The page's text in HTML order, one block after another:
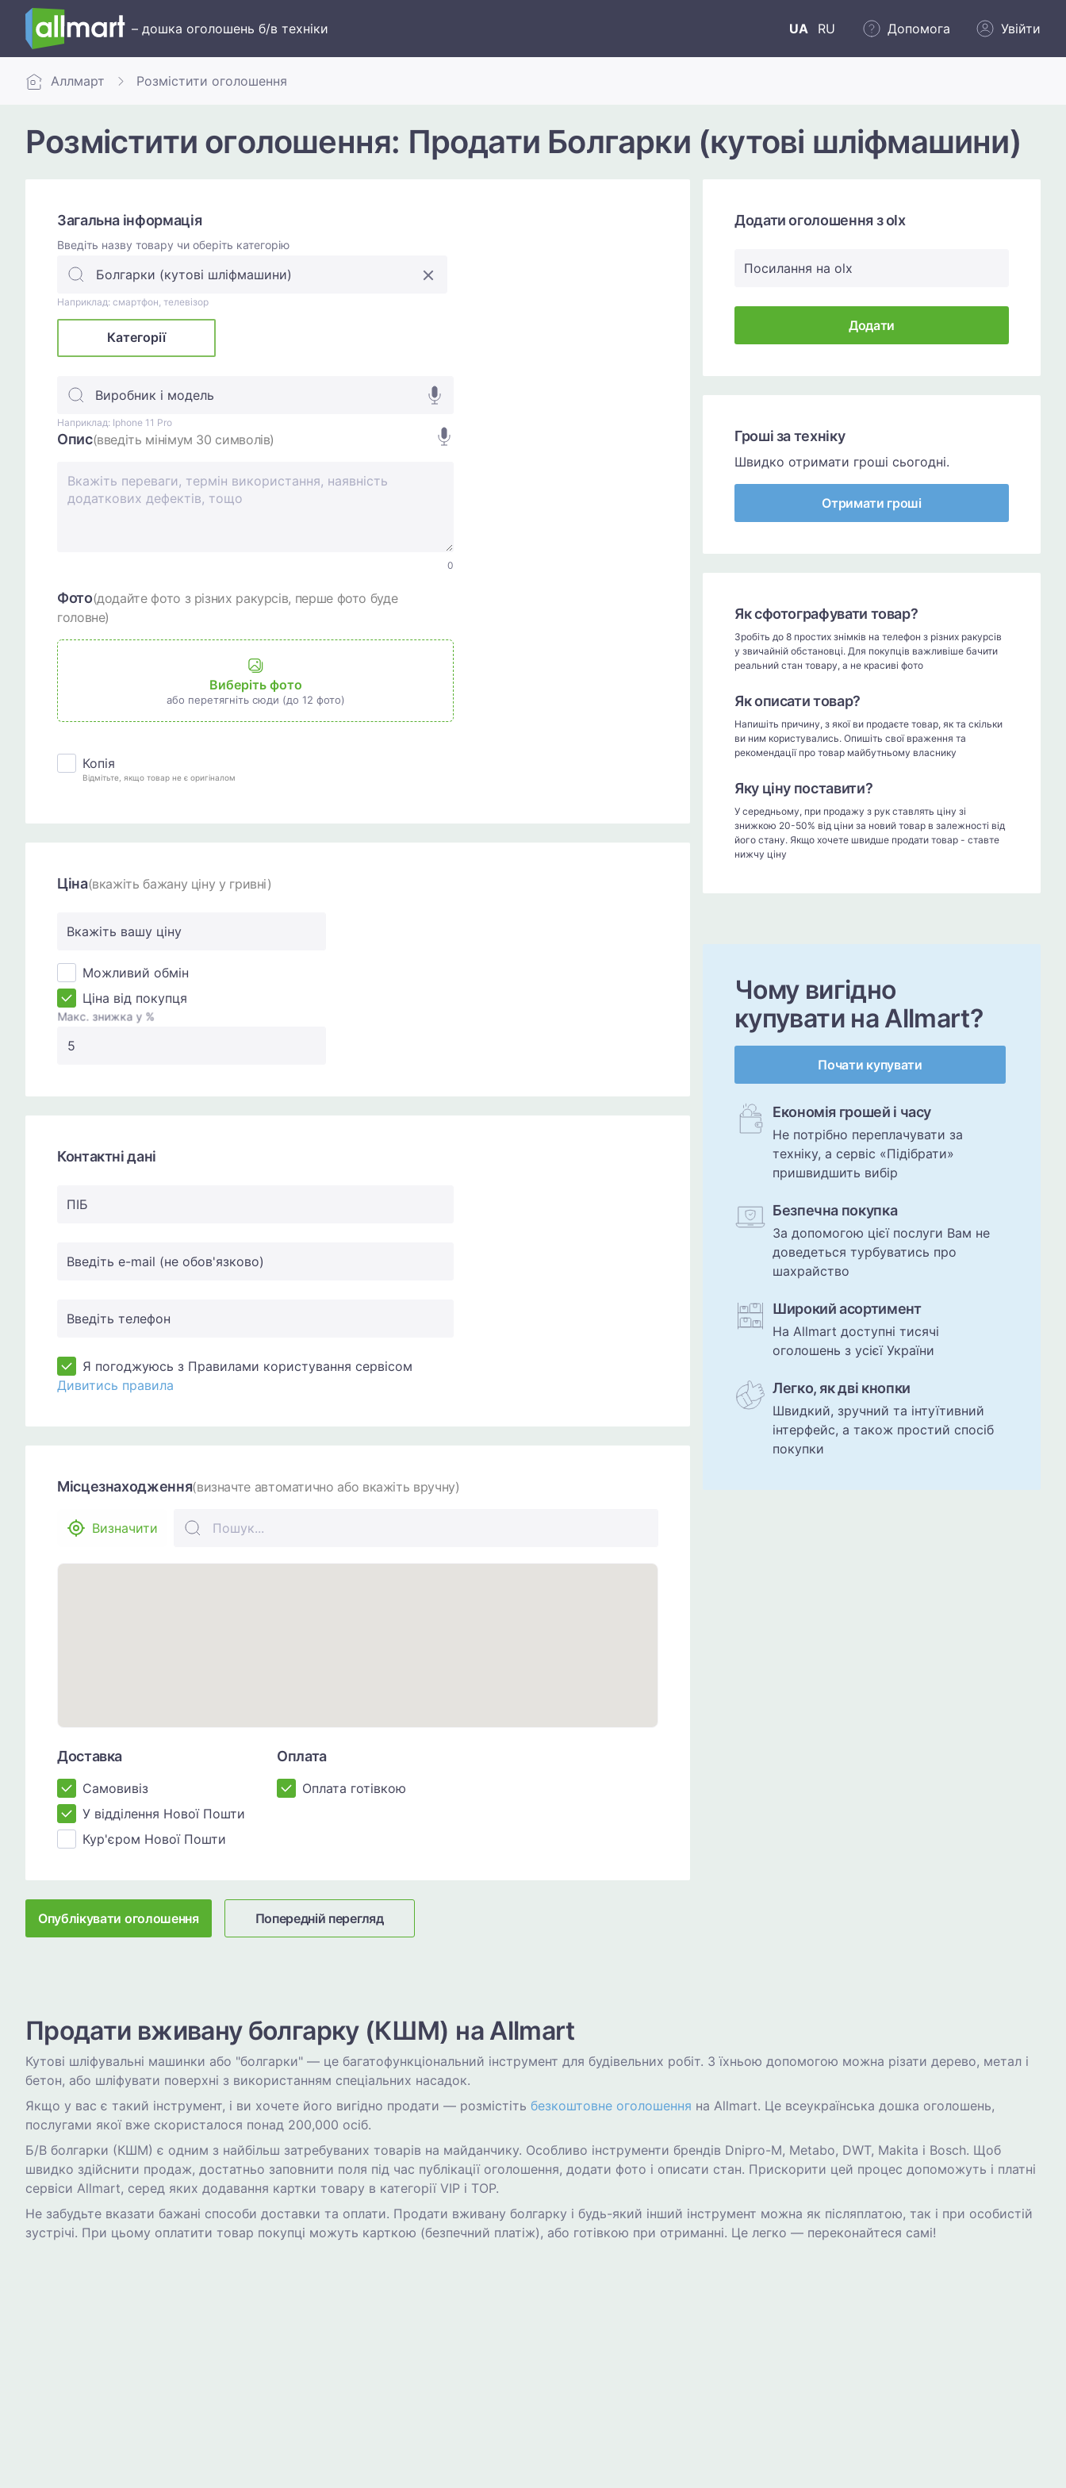
– дошка оголошень б/в техніки UA RU Допомога Увійти
Аллмарт Розмістити оголошення
Розмістити оголошення: Продати Болгарки (кутові шліфмашини)
Загальна інформація
Введіть назву товару чи оберіть категорію
Наприклад: смартфон, телевізор
Категорії
Виробник і модель
Наприклад: Iphone 11 Pro
Опис(введіть мінімум 30 символів)
0
Фото(додайте фото з різних ракурсів, перше фото буде
головне)
Виберіть фото
або перетягніть сюди (до 12 фото)
Копія
Відмітьте, якщо товар не є оригіналом
Ціна(вкажіть бажану ціну у гривні)
Вкажіть вашу ціну
Можливий обмін
Ціна від покупця
Макс. знижка у %
Контактні дані
ПIБ
Введіть e-mail (не обов'язково)
Введіть телефон
Я погоджуюсь з Правилами користування сервісом
Дивитись правила
Місцезнаходження(визначте автоматично або вкажіть вручну)
Визначити
Доставка
Самовивіз
У відділення Нової Пошти
Кур'єром Нової Пошти
Оплата
Оплата готівкою
Опублікувати оголошення Попередній перегляд
Додати оголошення з olx
Посилання на olx
Додати
Гроші за техніку
Швидко отримати гроші сьогодні.
Отримати гроші
Як сфотографувати товар?
Зробіть до 8 простих знімків на телефон з різних ракурсів
у звичайній обстановці. Для покупців важливіше бачити
реальний стан товару, а не красиві фото
Як описати товар?
Напишіть причину, з якої ви продаєте товар, як та скільки
ви ним користувались. Опишіть свої враження та
рекомендації про товар майбутньому власнику
Яку ціну поставити?
У середньому, при продажу з рук ставлять ціну зі
знижкою 20-50% від ціни за новий товар в залежності від
його стану. Якщо хочете швидше продати товар - ставте
нижчу ціну
Чому вигідно
купувати на Allmart?
Почати купувати
Економія грошей і часу
Не потрібно переплачувати за
техніку, а сервіс «Підібрати»
пришвидшить вибір
Безпечна покупка
За допомогою цієї послуги Вам не
доведеться турбуватись про
шахрайство
Широкий асортимент
На Allmart доступні тисячі
оголошень з усієї України
Легко, як дві кнопки
Швидкий, зручний та інтуїтивний
інтерфейс, а також простий спосіб
покупки
Продати вживану болгарку (КШМ) на Allmart
Кутові шліфувальні машинки або "болгарки" — це багатофункціональний інструмент для будівельних робіт. З їхньою допомогою можна різати дерево, метал і
бетон, або шліфувати поверхні з використанням спеціальних насадок.
Якщо у вас є такий інструмент, і ви хочете його вигідно продати — розмістіть безкоштовне оголошення на Allmart. Це всеукраїнська дошка оголошень,
послугами якої вже скористалося понад 200,000 осіб.
Б/В болгарки (КШМ) є одним з найбільш затребуваних товарів на майданчику. Особливо інструменти брендів Dnipro-M, Metabo, DWT, Makita і Bosch. Щоб
швидко здійснити продаж, достатньо заповнити поля під час публікації оголошення, додати фото і описати стан. Прискорити цей процес допоможуть і платні
сервіси Allmart, серед яких додавання картки товару в категорії VIP і TOP.
Не забудьте вказати бажані способи доставки та оплати. Продати вживану болгарку і будь-який інший інструмент можна як післяплатою, так і при особистій
зустрічі. При цьому оплатити товар покупці можуть карткою (безпечний платіж), або готівкою при отриманні. Це легко — переконайтеся самі!